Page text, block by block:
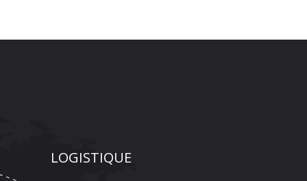
LOGISTIQUE